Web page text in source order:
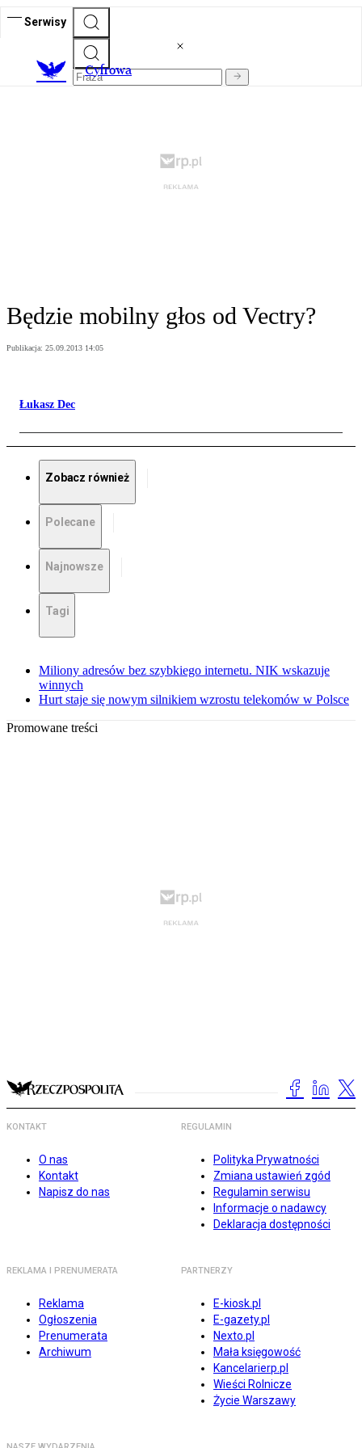
Serwisy
Cyfrowa
Będzie mobilny głos od Vectry?
Publikacja: 25.09.2013 14:05
Łukasz Dec
Zobacz również
Polecane
Najnowsze
Tagi
Miliony adresów bez szybkiego internetu. NIK wskazuje
winnych
Hurt staje się nowym silnikiem wzrostu telekomów w Polsce
Promowane treści
KONTAKT
O nas
Kontakt
Napisz do nas
REGULAMIN
Polityka Prywatności
Zmiana ustawień zgód
Regulamin serwisu
Informacje o nadawcy
Deklaracja dostępności
REKLAMA I PRENUMERATA
Reklama
Ogłoszenia
Prenumerata
Archiwum
PARTNERZY
E-kiosk.pl
E-gazety.pl
Nexto.pl
Mała księgowość
Kancelarierp.pl
Wieści Rolnicze
Życie Warszawy